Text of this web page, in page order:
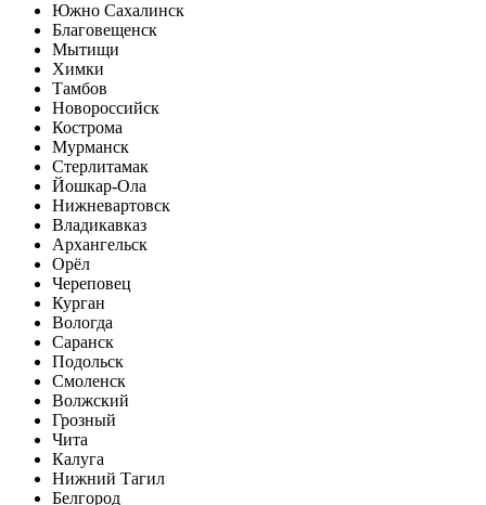
Южно Сахалинск
Благовещенск
Мытищи
Химки
Тамбов
Новороссийск
Кострома
Мурманск
Стерлитамак
Йошкар-Ола
Нижневартовск
Владикавказ
Архангельск
Орёл
Череповец
Курган
Вологда
Саранск
Подольск
Смоленск
Волжский
Грозный
Чита
Калуга
Нижний Тагил
Белгород